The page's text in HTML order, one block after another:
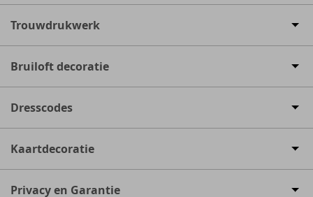
Trouwdrukwerk
Bruiloft decoratie
Dresscodes
Kaartdecoratie
Privacy en Garantie